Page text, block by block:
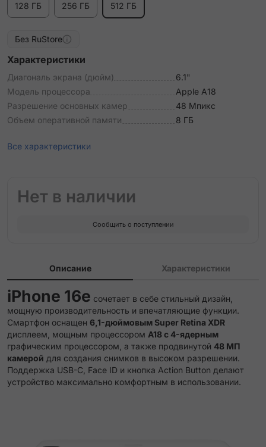
128 ГБ 256 ГБ 512 ГБ
Без RuStore
Характеристики
Диагональ экрана (дюйм)
6.1"
Модель процессора
Apple A18
Разрешение основных камер
48 Мпикс
Объем оперативной памяти
8 ГБ
Все характеристики
Нет в наличии
Сообщить о поступлении
Описание Характеристики
iPhone 16e сочетает в себе стильный дизайн,
мощную производительность и впечатляющие функции.
Смартфон оснащен 6,1-дюймовым Super Retina XDR
дисплеем, мощным процессором A18 с 4-ядерным
графическим процессором, а также продвинутой 48 МП
камерой для создания снимков в высоком разрешении.
Поддержка USB-C, Face ID и кнопка Action Button делают
устройство максимально комфортным в использовании.